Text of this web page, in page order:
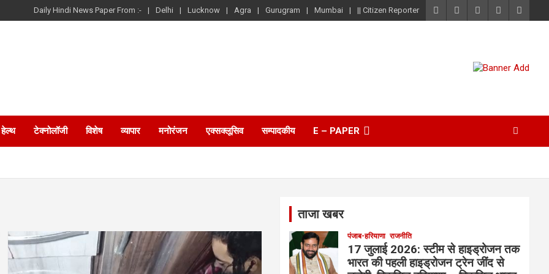
Daily Hindi News Paper From :- Delhi Lucknow Agra Gurugram Mumbai || Citizen Reporter
हेल्थ टेक्नोलॉजी विशेष व्यापार मनोरंजन एक्सक्लूसिव सम्पादकीय E – PAPER
ताजा खबर
पंजाब-हरियाणा राजनीति
17 जुलाई 2026: स्टीम से हाइड्रोजन तक
भारत की पहली हाइड्रोजन ट्रेन जींद से